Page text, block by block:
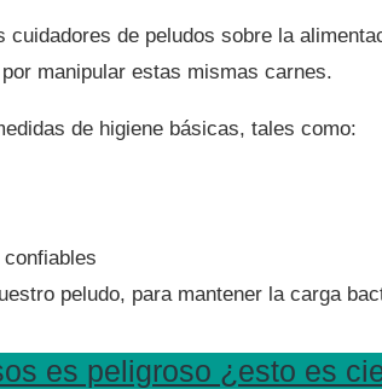
de peludos sobre la
manipular estas mismas carnes.
de higiene básicas, tales como:
peludo, para mantener la carga
es peligroso ¿esto es